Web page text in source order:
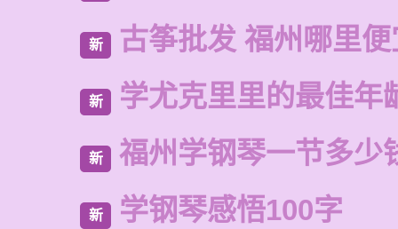
新 古筝批发 福州哪里
新 学尤克里里的最佳年
新 福州学钢琴一节多少
新 学钢琴感悟100字